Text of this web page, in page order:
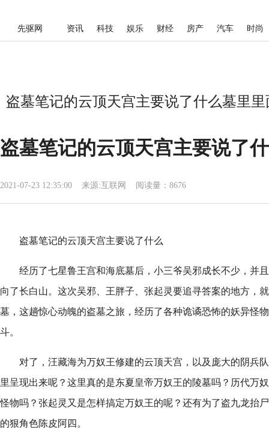
先驱网 资讯 科技 娱乐 财经 房产 汽车 时尚
盗墓笔记的云顶天宫主要说了什么墓里
盗墓笔记的云顶天宫主要说了
2021-07-23 12:35:00 来源:互联网 阅读量：8676
盗墓笔记的云顶天宫主要说了什么
经历了七星鲁王宫和海底墓后，小三爷吴邪成长不少，并
向了长白山。这次吴邪、王胖子、张起灵要追寻答案的地方，
墓，这趟惊心动魄的盗墓之旅，经历了各种诡谲恐怖的妖异怪
斗。
对了，汪藏海为万奴王修建的云顶天宫，以及庞大的阴兵
里呈现出来呢？这里真的是东夏皇帝万奴王的陵墓吗？历代万
怪物吗？张起灵又是怎样搞定万奴王的呢？还有为了盗九龙抬
的狠角色陈皮阿四。